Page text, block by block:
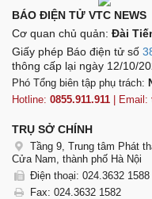
BÁO ĐIỆN TỬ VTC NEWS
Cơ quan chủ quản: Đài
Giấy phép Báo điện tử số
thông cấp lại ngày 12/10/
Phó Tổng biên tập phụ trách:
Hotline: 0855.911.911 | Email:
TRỤ SỞ CHÍNH
Tầng 9, Trung tâm Phát
Cửa Nam, thành phố Hà Nội
Điện thoại: 024.3632 1588
Fax: 024.3632 1582